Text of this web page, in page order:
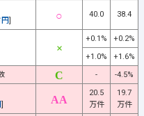
]
40.0 38.4
+0.1%
+0.2%
+1.0%
+1.6%
- -4.5%
]
20.5
万件
19.7
万件